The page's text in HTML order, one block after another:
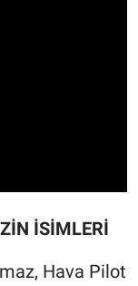
İSİMLERİ
Hava Pilot